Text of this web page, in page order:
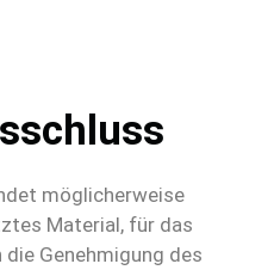
möglicherweise
Material, für das
Genehmigung des